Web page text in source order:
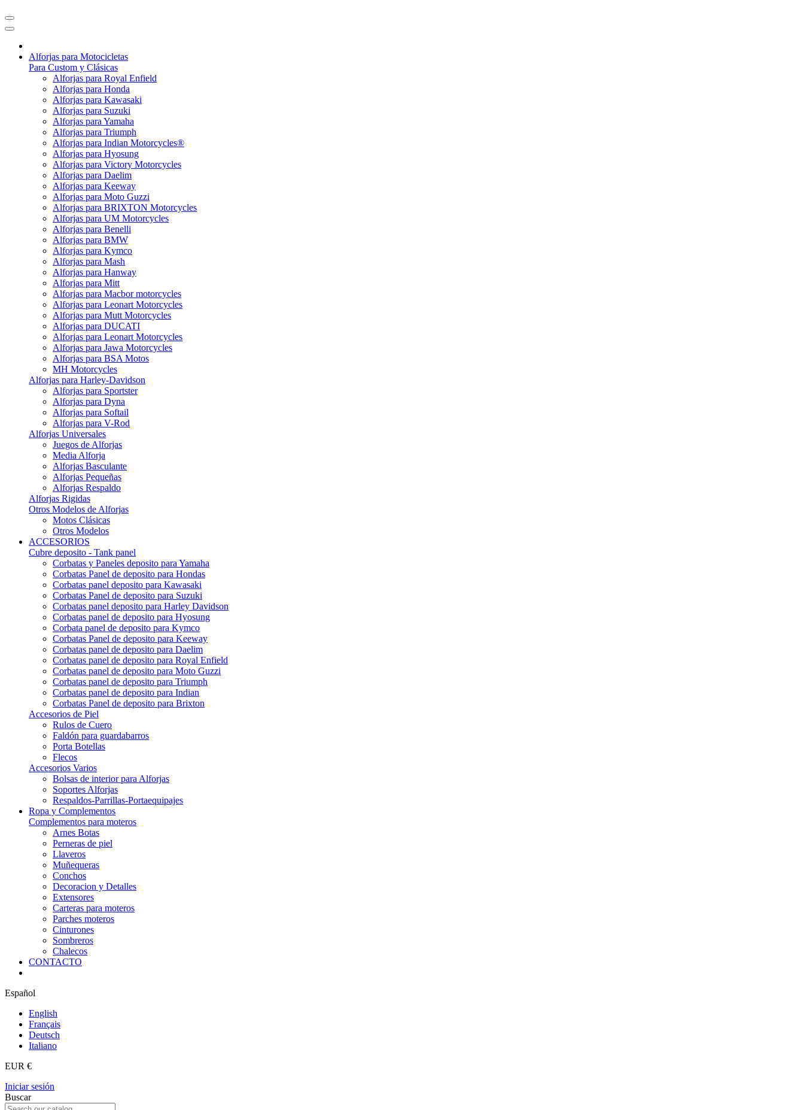
Alforjas para Motocicletas
Para Custom y Clásicas
Alforjas para Royal Enfield
Alforjas para Honda
Alforjas para Kawasaki
Alforjas para Suzuki
Alforjas para Yamaha
Alforjas para Triumph
Alforjas para Indian Motorcycles®
Alforjas para Hyosung
Alforjas para Victory Motorcycles
Alforjas para Daelim
Alforjas para Keeway
Alforjas para Moto Guzzi
Alforjas para BRIXTON Motorcycles
Alforjas para UM Motorcycles
Alforjas para Benelli
Alforjas para BMW
Alforjas para Kymco
Alforjas para Mash
Alforjas para Hanway
Alforjas para Mitt
Alforjas para Macbor motorcycles
Alforjas para Leonart Motorcycles
Alforjas para Mutt Motorcycles
Alforjas para DUCATI
Alforjas para Leonart Motorcycles
Alforjas para Jawa Motorcycles
Alforjas para BSA Motos
MH Motorcycles
Alforjas para Harley-Davidson
Alforjas para Sportster
Alforjas para Dyna
Alforjas para Softail
Alforjas para V-Rod
Alforjas Universales
Juegos de Alforjas
Media Alforja
Alforjas Basculante
Alforjas Pequeñas
Alforjas Respaldo
Alforjas Rigidas
Otros Modelos de Alforjas
Motos Clásicas
Otros Modelos
ACCESORIOS
Cubre deposito - Tank panel
Corbatas y Paneles deposito para Yamaha
Corbatas Panel de deposito para Hondas
Corbatas panel deposito para Kawasaki
Corbatas Panel de deposito para Suzuki
Corbatas panel deposito para Harley Davidson
Corbatas panel de deposito para Hyosung
Corbata panel de deposito para Kymco
Corbatas Panel de deposito para Keeway
Corbatas panel de deposito para Daelim
Corbatas panel de deposito para Royal Enfield
Corbatas panel de deposito para Moto Guzzi
Corbatas panel de deposito para Triumph
Corbatas panel de deposito para Indian
Corbatas Panel de deposito para Brixton
Accesorios de Piel
Rulos de Cuero
Faldón para guardabarros
Porta Botellas
Flecos
Accesorios Varios
Bolsas de interior para Alforjas
Soportes Alforjas
Respaldos-Parrillas-Portaequipajes
Ropa y Complementos
Complementos para moteros
Arnes Botas
Perneras de piel
Llaveros
Muñequeras
Conchos
Decoracion y Detalles
Extensores
Carteras para moteros
Parches moteros
Cinturones
Sombreros
Chalecos
CONTACTO
Español
English
Français
Deutsch
Italiano
EUR €
Iniciar sesión
Buscar